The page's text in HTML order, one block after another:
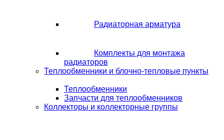
Радиаторная арматура
Комплекты для монтажа
радиаторов
Теплообменники и блочно-тепловые пункты
Теплообменники
Запчасти для теплообменников
Коллекторы и коллекторные группы